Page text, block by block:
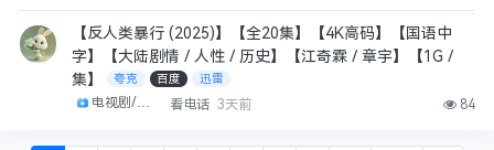
【反人类暴行 (2025)】【全20集】【4K高码】【国语中
字】【大陆剧情 / 人性 / 历史】【江奇霖 / 章宇】【1G /
集】
夸克 百度 迅雷
电视剧/剧集 看电话 3天前 84